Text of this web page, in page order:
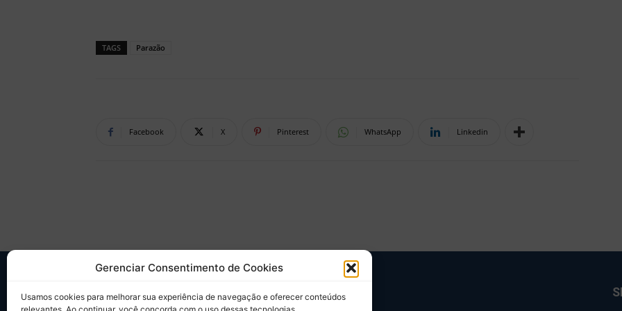
Gerenciar Consentimento de Cookies
Usamos cookies para melhorar sua experiência de navegação e oferecer conteúdos
TAGS Parazão
Facebook X Pinterest WhatsApp Linkedin
SOBRE NÓS